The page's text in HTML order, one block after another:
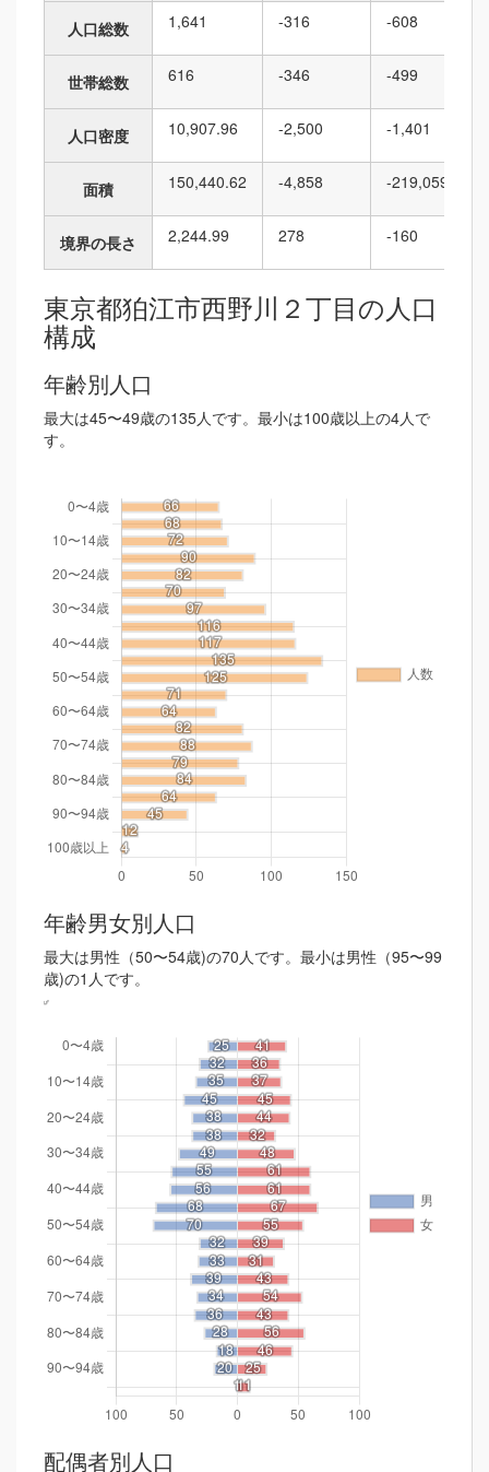
人口総数 1,641 -316 -608
世帯総数 616 -346 -499
人口密度 10,907.96 -2,500 -1,401
面積 150,440.62 -4,858 -219,059
境界の長さ 2,244.99 278 -160
東京都狛江市西野川２丁目の人口
構成
年齢別人口
最大は45〜49歳の135人です。最小は100歳以上の4人で
す。
年齢男女別人口
最大は男性（50〜54歳)の70人です。最小は男性（95〜99
歳)の1人です。
配偶者別人口